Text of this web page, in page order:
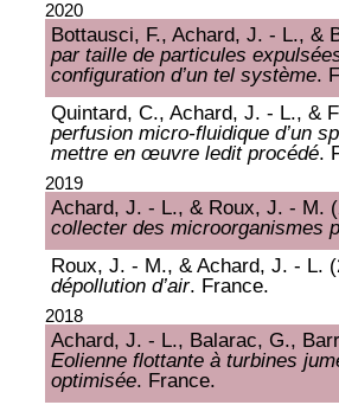
2020
Bottausci, F., Achard, J. - L., &
par taille de particules
configuration d’un tel système.
Quintard, C., Achard, J. - L., &
perfusion micro-fluidique d’un
mettre en œuvre ledit procédé.
2019
Achard, J. - L., & Roux, J. - M.
collecter des microorganismes
Roux, J. - M., & Achard, J. - L.
dépollution d’air. France.
2018
Achard, J. - L., Balarac, G.,
Eolienne flottante à turbines
optimisée. France.